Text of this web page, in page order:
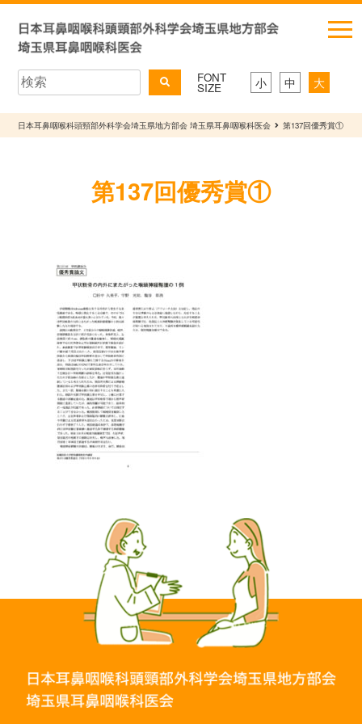
FONT
SIZE 小 中 大
日本耳鼻咽喉科頭頸部外科学会埼玉県地方部会 埼玉県耳鼻咽喉科医会 第137回優秀賞①
第137回優秀賞①